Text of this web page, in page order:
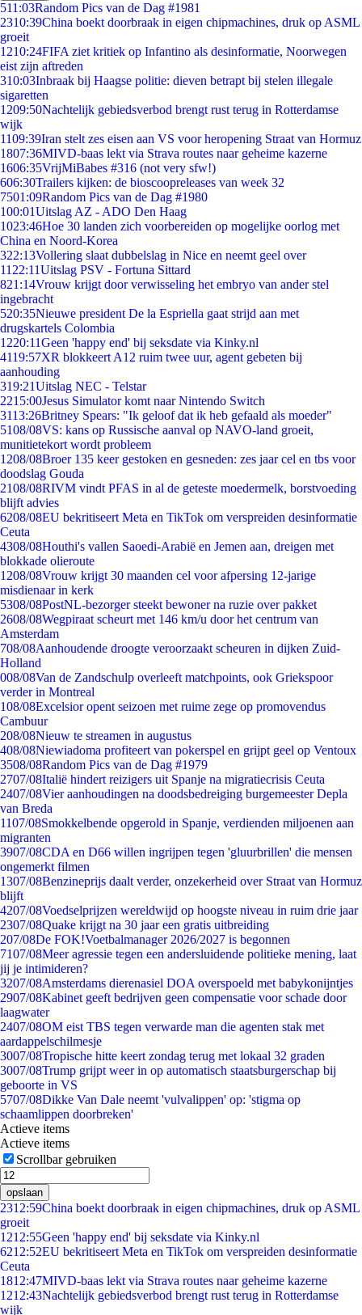
511:03Random Pics van de Dag #1981
2310:39China boekt doorbraak in eigen chipmachines, druk op ASML
groeit
1210:24FIFA ziet kritiek op Infantino als desinformatie, Noorwegen
eist zijn aftreden
310:03Inbraak bij Haagse politie: dieven betrapt bij stelen illegale
sigaretten
1209:50Nachtelijk gebiedsverbod brengt rust terug in Rotterdamse
wijk
1109:39Iran stelt zes eisen aan VS voor heropening Straat van Hormuz
1807:36MIVD-baas lekt via Strava routes naar geheime kazerne
1606:35VrijMiBabes #316 (not very sfw!)
606:30Trailers kijken: de bioscoopreleases van week 32
7501:09Random Pics van de Dag #1980
100:01Uitslag AZ - ADO Den Haag
1023:46Hoe 30 landen zich voorbereiden op mogelijke oorlog met
China en Noord-Korea
322:13Vollering slaat dubbelslag in Nice en neemt geel over
11 22:11Uitslag PSV - Fortuna Sittard
821:14Vrouw krijgt door verwisseling het embryo van ander stel
ingebracht
520:35Nieuwe president De la Espriella gaat strijd aan met
drugskartels Colombia
1220:11Geen 'happy end' bij seksdate via Kinky.nl
4119:57XR blokkeert A12 ruim twee uur, agent gebeten bij
aanhouding
319:21Uitslag NEC - Telstar
2215:00Jesus Simulator komt naar Nintendo Switch
3113:26Britney Spears: "Ik geloof dat ik heb gefaald als moeder"
5108/08VS: kans op Russische aanval op NAVO-land groeit,
munitietekort wordt probleem
1208/08Broer 135 keer gestoken en gesneden: zes jaar cel en tbs voor
doodslag Gouda
2108/08RIVM vindt PFAS in al de geteste moedermelk, borstvoeding
blijft advies
6208/08EU bekritiseert Meta en TikTok om verspreiden desinformatie
Ceuta
4308/08Houthi's vallen Saoedi-Arabië en Jemen aan, dreigen met
blokkade olieroute
1208/08Vrouw krijgt 30 maanden cel voor afpersing 12-jarige
misdienaar in kerk
5308/08PostNL-bezorger steekt bewoner na ruzie over pakket
2608/08Wegpiraat scheurt met 146 km/u door het centrum van
Amsterdam
708/08Aanhoudende droogte veroorzaakt scheuren in dijken Zuid-
Holland
008/08Van de Zandschulp overleeft matchpoints, ook Griekspoor
verder in Montreal
108/08Excelsior opent seizoen met ruime zege op promovendus
Cambuur
208/08Nieuw te streamen in augustus
408/08Niewiadoma profiteert van pokerspel en grijpt geel op Ventoux
3508/08Random Pics van de Dag #1979
2707/08Italië hindert reizigers uit Spanje na migratiecrisis Ceuta
2407/08Vier aanhoudingen na doodsbedreiging burgemeester Depla
van Breda
1107/08Smokkelbende opgerold in Spanje, verdienden miljoenen aan
migranten
3907/08CDA en D66 willen ingrijpen tegen 'gluurbrillen' die mensen
ongemerkt filmen
1307/08Benzineprijs daalt verder, onzekerheid over Straat van Hormuz
blijft
4207/08Voedselprijzen wereldwijd op hoogste niveau in ruim drie jaar
2307/08Quake krijgt na 30 jaar een gratis uitbreiding
207/08De FOK!Voetbalmanager 2026/2027 is begonnen
7107/08Meer agressie tegen een andersluidende politieke mening, laat
jij je intimideren?
3207/08Amsterdams dierenasiel DOA overspoeld met babykonijntjes
2907/08Kabinet geeft bedrijven geen compensatie voor schade door
laagwater
2407/08OM eist TBS tegen verwarde man die agenten stak met
aardappelschilmesje
3007/08Tropische hitte keert zondag terug met lokaal 32 graden
3007/08Trump grijpt weer in op automatisch staatsburgerschap bij
geboorte in VS
5707/08Dikke Van Dale neemt 'vulvalippen' op: 'stigma op
schaamlippen doorbreken'
Actieve items
Actieve items
Scrollbar gebruiken
opslaan
2312:59China boekt doorbraak in eigen chipmachines, druk op ASML
groeit
1212:55Geen 'happy end' bij seksdate via Kinky.nl
6212:52EU bekritiseert Meta en TikTok om verspreiden desinformatie
Ceuta
1812:47MIVD-baas lekt via Strava routes naar geheime kazerne
1212:43Nachtelijk gebiedsverbod brengt rust terug in Rotterdamse
wijk